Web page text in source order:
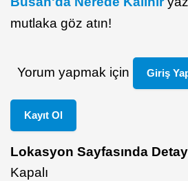
mutlaka göz atın!
Yorum yapmak için Giriş
Kayıt Ol
Lokasyon Sayfasında
Kapalı